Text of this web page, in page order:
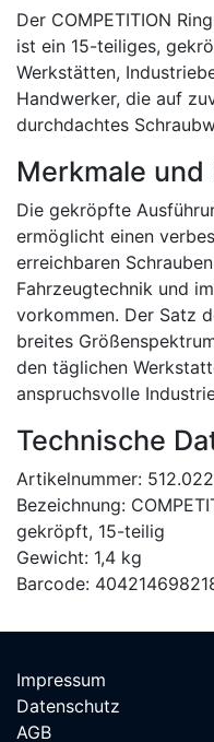
Der COMPETITION
ist ein 15-teiliges,
Werkstätten,
Handwerker, die auf
durchdachtes
Merkmale
Die gekröpfte
ermöglicht einen
erreichbaren
Fahrzeugtechnik und
vorkommen. Der Satz
breites
den täglichen
anspruchsvolle
Technische
Artikelnummer:
Bezeichnung:
gekröpft, 15-teilig
Gewicht: 1,4 kg
Barcode:
Impressum
Datenschutz
AGB